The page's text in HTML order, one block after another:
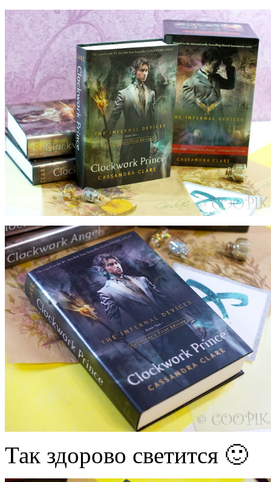
Так здорово светится 🙂